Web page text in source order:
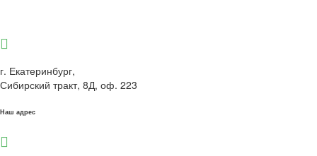
г. Екатеринбург,
Сибирский тракт, 8Д, оф. 223
Наш адрес